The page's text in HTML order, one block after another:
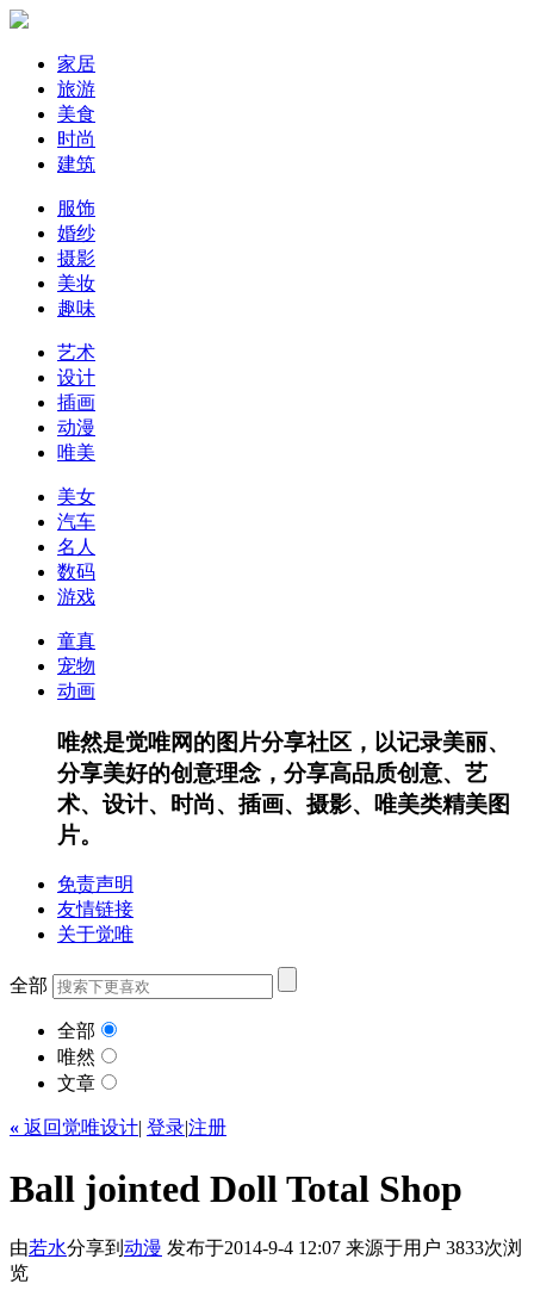
家居
旅游
美食
时尚
建筑
服饰
婚纱
摄影
美妆
趣味
艺术
设计
插画
动漫
唯美
美女
汽车
名人
数码
游戏
童真
宠物
动画
唯然是觉唯网的图片分享社区，以记录美丽、
分享美好的创意理念，分享高品质创意、艺
术、设计、时尚、插画、摄影、唯美类精美图
片。
免责声明
友情链接
关于觉唯
全部
全部
唯然
文章
« 返回觉唯设计| 登录|注册
Ball jointed Doll Total Shop
由若水分享到 动漫 发布于2014-9-4 12:07 来源于用户 3833次浏
览